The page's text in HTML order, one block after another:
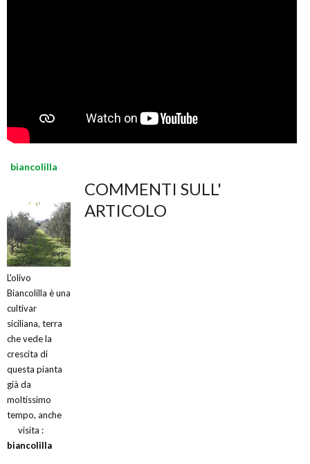
biancolilla
L'olivo
Biancolilla è una
cultivar
siciliana, terra
che vede la
crescita di
questa pianta
già da
moltissimo
tempo, anche
visita :
biancolilla
COMMENTI SULL'
ARTICOLO